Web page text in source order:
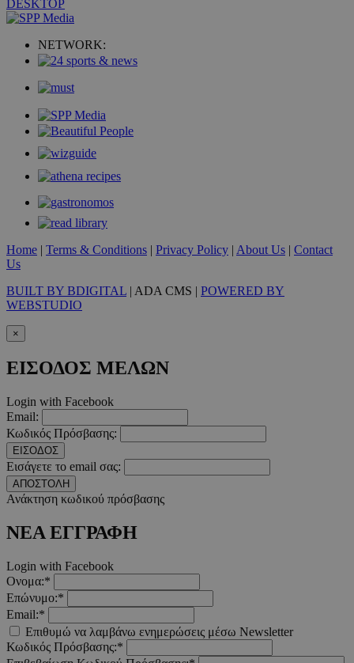
DESKTOP
NETWORK:
Home | Terms & Conditions | Privacy Policy | About Us | Contact
Us
BUILT BY BDIGITAL | ADA CMS | POWERED BY
WEBSTUDIO
×
ΕΙΣΟΔΟΣ ΜΕΛΩΝ
Login with Facebook
Email:
Κωδικός Πρόσβασης:
ΕΙΣΟΔΟΣ
Εισάγετε το email σας:
ΑΠΟΣΤΟΛΗ
Ανάκτηση κωδικού πρόσβασης
ΝΕΑ ΕΓΓΡΑΦΗ
Login with Facebook
Ονομα:*
Επώνυμο:*
Email:*
Επιθυμώ να λαμβάνω ενημερώσεις μέσω Newsletter
Κωδικός Πρόσβασης:*